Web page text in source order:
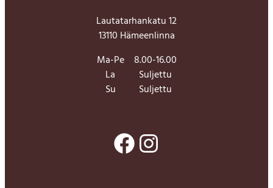
Lautatarhankatu 12
13110 Hämeenlinna
Ma-Pe
8.00-16.00
La
Suljettu
Su
Suljettu
Facebook Instagram